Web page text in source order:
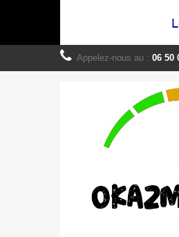
Appelez-nous au : 06 50